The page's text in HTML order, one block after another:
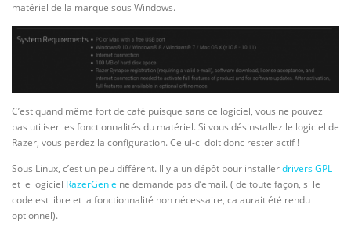
matériel de la marque sous Windows.
C’est quand même fort de café puisque sans ce logiciel, vous ne pouvez
pas utiliser les fonctionnalités du matériel. Si vous désinstallez le logiciel de
Razer, vous perdez la configuration. Celui-ci doit donc rester actif !
Sous Linux, c’est un peu différent. Il y a un dépôt pour installerdrivers GPL
et le logiciel RazerGenie ne demande pas d’email. ( de toute façon, si le
code est libre et la fonctionnalité non nécessaire, ca aurait été rendu
optionnel).